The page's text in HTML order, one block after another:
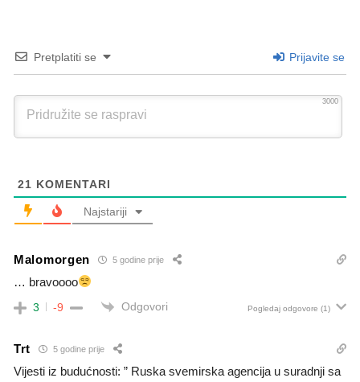
Pretplatiti se Prijavite se
3000
21 KOMENTARI
Najstariji
Malomorgen 5 godine prije
… bravoooo
3 -9 Odgovori Pogledaj odgovore (1)
Trt 5 godine prije
Vijesti iz budućnosti: ” Ruska svemirska agencija u suradnji sa